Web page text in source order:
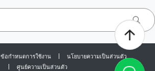
ข้อกำหนดการใช้งาน
นโยบายความเป็นส่วนตัว
ศูนย์ความเป็นส่วนตัว